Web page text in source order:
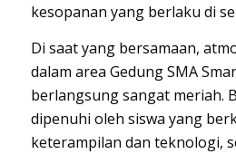
kesopanan yang berlaku di
Di saat yang bersamaan,
dalam area Gedung SMA
berlangsung sangat meriah.
dipenuhi oleh siswa yang
keterampilan dan teknologi,